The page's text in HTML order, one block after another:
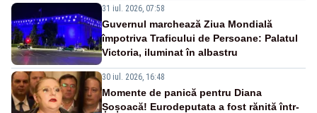
31 iul. 2026, 07:58
Guvernul marchează Ziua Mondială
împotriva Traficului de Persoane: Palatul
Victoria, iluminat în albastru
30 iul. 2026, 16:48
Momente de panică pentru Diana
Șoșoacă! Eurodeputata a fost rănită într-